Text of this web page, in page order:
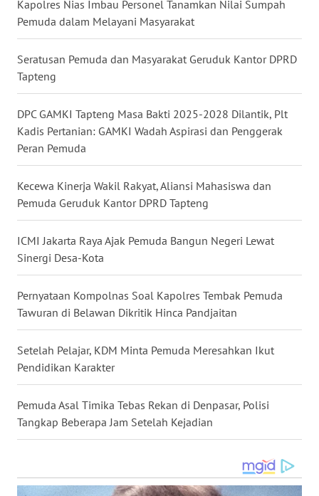
Kapolres Nias Imbau Personel Tanamkan Nilai Sumpah
Pemuda dalam Melayani Masyarakat
Seratusan Pemuda dan Masyarakat Geruduk Kantor DPRD
Tapteng
DPC GAMKI Tapteng Masa Bakti 2025-2028 Dilantik, Plt
Kadis Pertanian: GAMKI Wadah Aspirasi dan Penggerak
Peran Pemuda
Kecewa Kinerja Wakil Rakyat, Aliansi Mahasiswa dan
Pemuda Geruduk Kantor DPRD Tapteng
ICMI Jakarta Raya Ajak Pemuda Bangun Negeri Lewat
Sinergi Desa-Kota
Pernyataan Kompolnas Soal Kapolres Tembak Pemuda
Tawuran di Belawan Dikritik Hinca Pandjaitan
Setelah Pelajar, KDM Minta Pemuda Meresahkan Ikut
Pendidikan Karakter
Pemuda Asal Timika Tebas Rekan di Denpasar, Polisi
Tangkap Beberapa Jam Setelah Kejadian
WN
WN
KALTIM
WN
SULSEL
WN
GORONTALO
WN
SULUT
WN
MALUKU
WN